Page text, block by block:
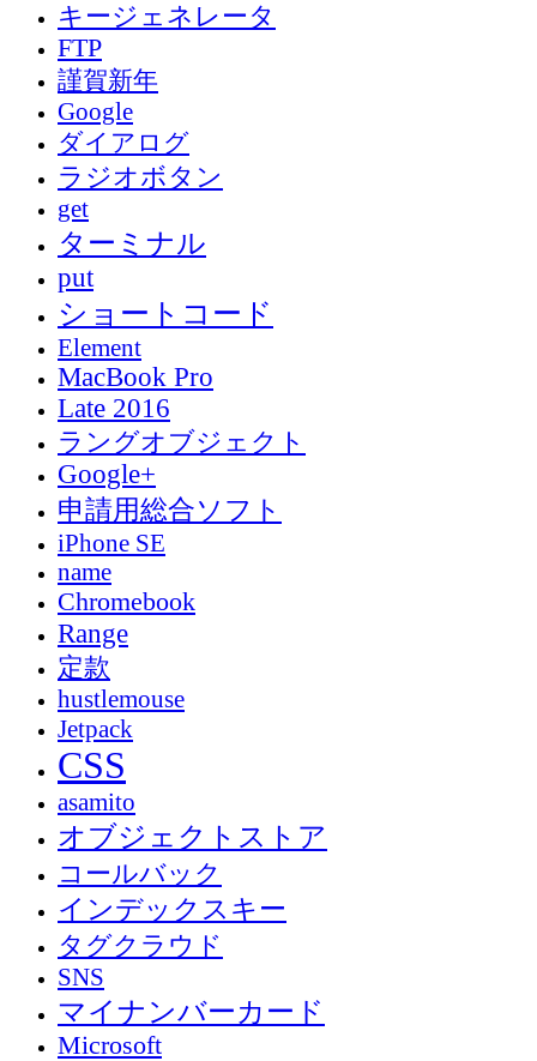
キージェネレータ
FTP
謹賀新年
Google
ダイアログ
ラジオボタン
get
ターミナル
put
ショートコード
Element
MacBook Pro
Late 2016
ラングオブジェクト
Google+
申請用総合ソフト
iPhone SE
name
Chromebook
Range
定款
hustlemouse
Jetpack
CSS
asamito
オブジェクトストア
コールバック
インデックスキー
タグクラウド
SNS
マイナンバーカード
Microsoft